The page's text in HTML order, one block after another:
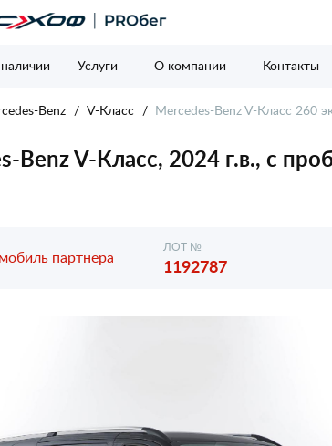
Услуги О компании Контакты
Benz V-Класс Mercedes-Benz V-Класс 260
Benz V-Класс, 2024 г.в., с
партнера
ЛОТ №
1192787